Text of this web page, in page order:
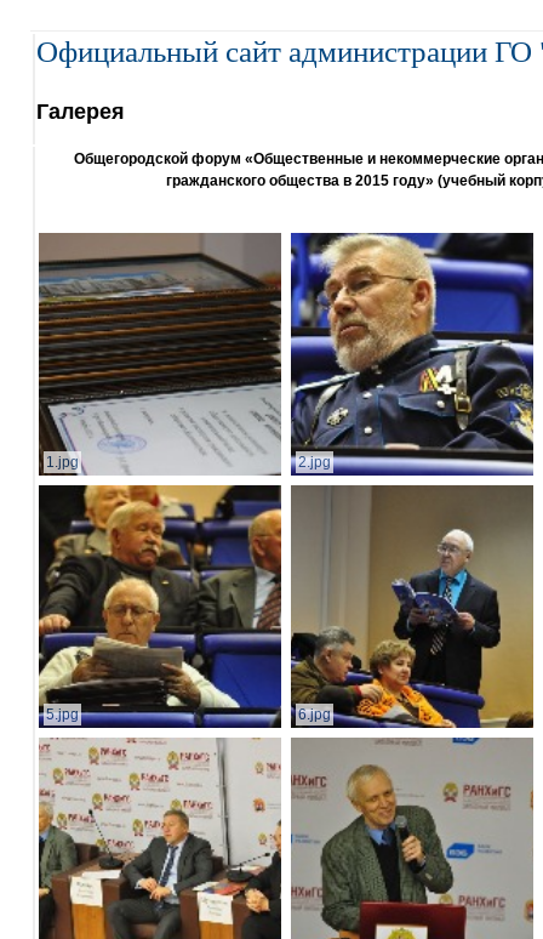
Официальный сайт администрации ГО
Галерея
Общегородской форум «Общественные и некоммерческие
гражданского общества в 2015 году» (учебный
1.jpg 2.jpg
5.jpg 6.jpg